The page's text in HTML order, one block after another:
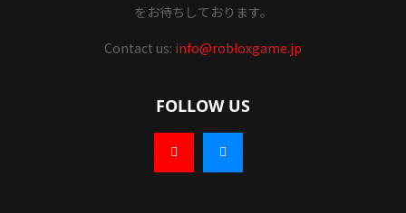
をお待ちしております。
Contact us: info@robloxgame.jp
FOLLOW US